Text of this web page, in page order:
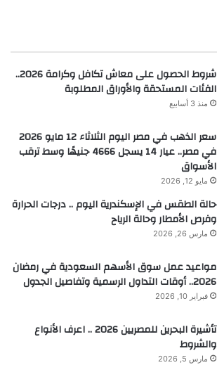
شروط الحصول على معاش تكافل وكرامة 2026..
الفئات المستحقة والأوراق المطلوبة
منذ 3 أسابيع
سعر الذهب في مصر اليوم الثلاثاء 12 مايو 2026
في مصر.. عيار 14 يسجل 4666 جنيهًا وسط ترقب
الأسواق
مايو 12, 2026
حالة الطقس في الإسكندرية اليوم .. درجات الحرارة
وفرص الأمطار وحالة الرياح
مارس 26, 2026
مواعيد عمل سوق الأسهم السعودية في رمضان
2026.. أوقات التداول الرسمية وتفاصيل الجدول
فبراير 10, 2026
تأشيرة البحرين للمصريين 2026 .. اعرف الأنواع
والشروط
مارس 5, 2026